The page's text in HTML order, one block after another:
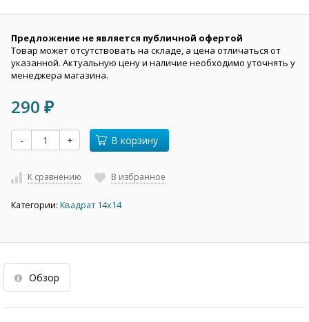
Предложение не является публичной офертой
Товар может отсутствовать на складе, а цена отличаться от
указанной. Актуальную цену и наличие необходимо уточнять у
менеджера магазина.
290 ₽
- + В корзину
К сравнению В избранное
Категории: Квадрат 14х14
Обзор